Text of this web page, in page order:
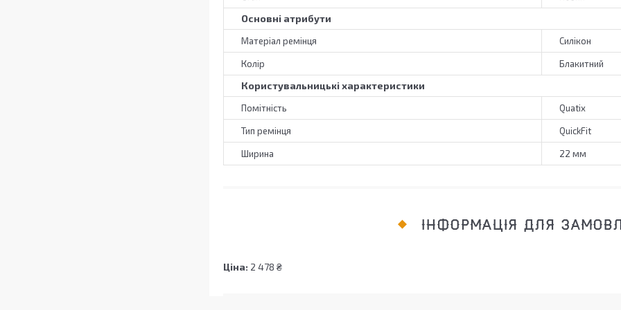
Основні атрибути
Матеріал ремінця Силікон
Колір Блакитний
Користувальницькі характеристики
Помітність Quatix
Тип ремінця QuickFit
Ширина 22 мм
ІНФОРМАЦІЯ ДЛЯ
Ціна: 2 478 ₴